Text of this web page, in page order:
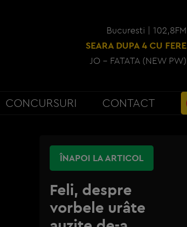
Bucuresti | 102,8FM
SEARA DUPA 4 CU FERE
JO - FATATA (NEW PW)
CONCURSURI CONTACT
ÎNAPOI LA ARTICOL
Feli, despre
vorbele urâte